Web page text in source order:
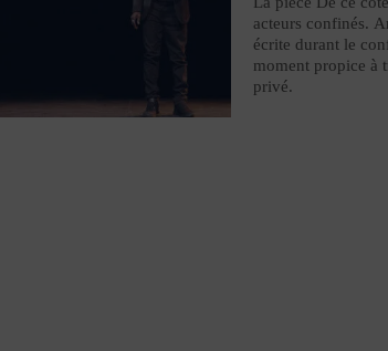
acteurs confinés.
écrite durant le
moment propice à
privé.